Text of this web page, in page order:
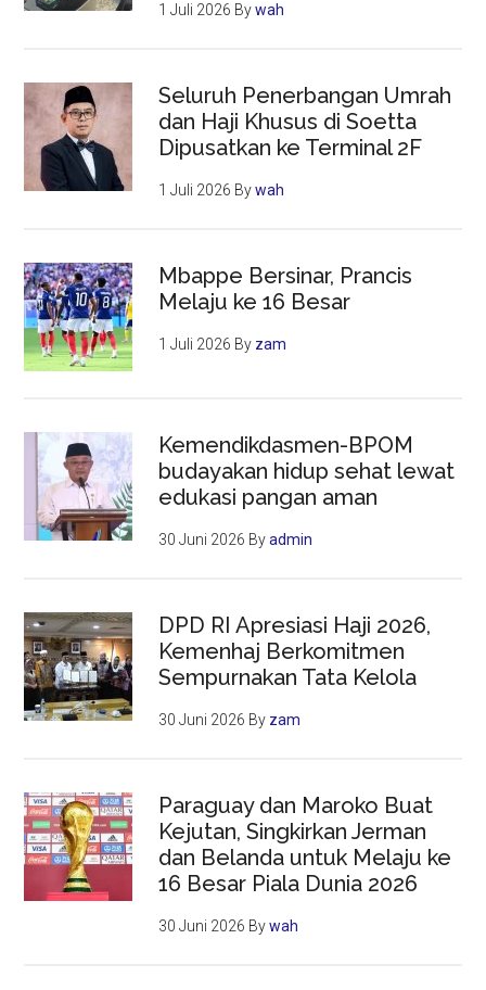
1 Juli 2026 Bywah
Seluruh Penerbangan Umrah
dan Haji Khusus di Soetta
Dipusatkan ke Terminal 2F
1 Juli 2026 Bywah
Mbappe Bersinar, Prancis
Melaju ke 16 Besar
1 Juli 2026 By zam
Kemendikdasmen-BPOM
budayakan hidup sehat lewat
edukasi pangan aman
30 Juni 2026 Byadmin
DPD RI Apresiasi Haji 2026,
Kemenhaj Berkomitmen
Sempurnakan Tata Kelola
30 Juni 2026 By zam
Paraguay dan Maroko Buat
Kejutan, Singkirkan Jerman
dan Belanda untuk Melaju ke
16 Besar Piala Dunia 2026
30 Juni 2026 Bywah